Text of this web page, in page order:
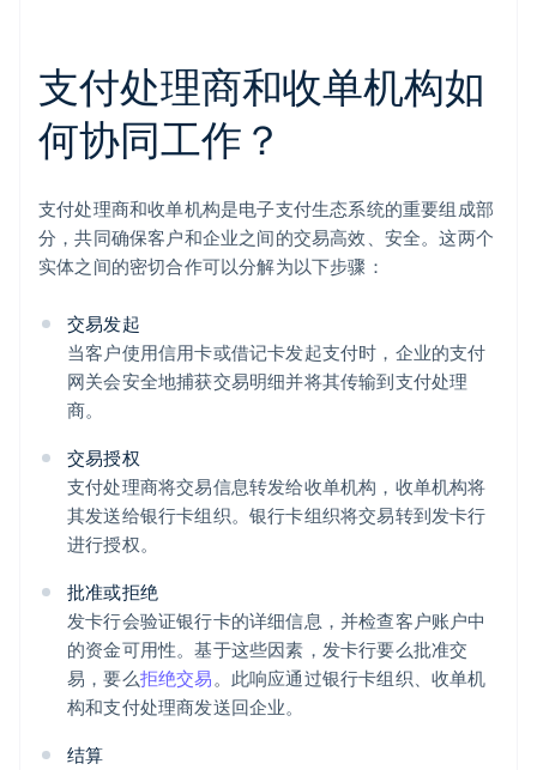
支付处理商和收单机构如
何协同工作？
支付处理商和收单机构是电子支付生态系统的重要组成部
分，共同确保客户和企业之间的交易高效、安全。这两个
实体之间的密切合作可以分解为以下步骤：
交易发起
当客户使用信用卡或借记卡发起支付时，企业的支付
网关会安全地捕获交易明细并将其传输到支付处理
商。
交易授权
支付处理商将交易信息转发给收单机构，收单机构将
其发送给银行卡组织。银行卡组织将交易转到发卡行
进行授权。
批准或拒绝
发卡行会验证银行卡的详细信息，并检查客户账户中
的资金可用性。基于这些因素，发卡行要么批准交
易，要么拒绝交易。此响应通过银行卡组织、收单机
构和支付处理商发送回企业。
结算